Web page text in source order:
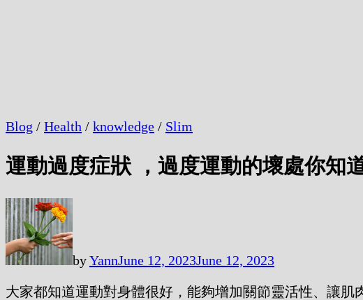
Blog / Health / knowledge / Slim
運動過度症狀 ，過度運動的壞處你知
byYannJune 12, 2023June 12, 2023
大家都知道運動對身體很好，能夠增加關節靈活性、讓